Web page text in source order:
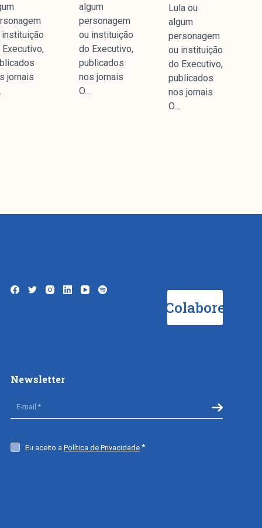
instituição
Executivo,
jornais
algum
personagem
ou instituição
do Executivo,
publicados
nos jornais
O…
Lula ou
algum
personagem
ou instituição
do Executivo,
publicados
nos jornais
O…
Colabore
Newsletter
Eu aceito a Política de Privacidade